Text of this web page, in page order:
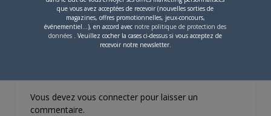
[Entretien] Mokochan : «
Lors des prémices du
projet, il était déjà
demandé de suivre au
Vous devez vous connecter pour laisser un
commentaire.
que vous avez acceptées de recevoir (nouvelles sorties de
magazines, offres promotionnelles, jeux-concours,
événementiel...), en accord avec notre politique de protection des
données . Veuillez cocher la cases ci-dessus si vous acceptez de
recevoir notre newsletter.